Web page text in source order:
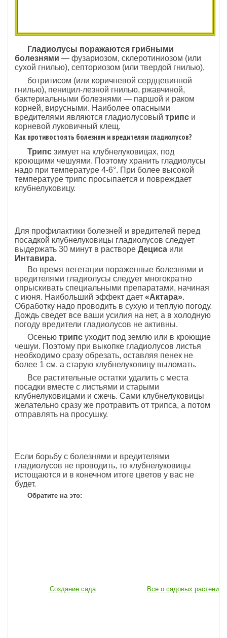
Гладиолусы поражаются грибными
болезнями — фузариозом, склеротиниозом (или
сухой гнилью), септориозом (или твердой гнилью),
ботритисом (или коричневой сердцевинной
гнилью), пеницил-лезной гнилью, ржавчиной,
бактериальными болезнями — паршой и раком
корней, вирусными. Наиболее опасными
вредителями являются гладиолусовый трипси
корневой луковичный клещ.
Как противостоять болезням и вредителям гладиолусов?
Трипсзимует на клубнелуковицах, под
кроющими чешуями. Поэтому хранить гладиолусы
надо при температуре 4-6°. При более высокой
температуре трипс просыпается и повреждает
клубнелуковицу.
Для профилактики болезней и вредителей перед
посадкой клубнелуковицы гладиолусов следует
выдержать 30 минут в растворе Дециса или
Интавира.
Во время вегетации пораженные болезнями и
вредителями гладиолусы следует многократно
опрыскивать специальными препаратами, начиная
с июня. Наибольший эффект дает «Актара».
Обработку надо проводить в сухую и теплую погоду.
Дождь сведет все ваши усилия на нет, а в холодную
погоду вредители гладиолусов не активны.
Осенью трипс уходит под землю или в кроющие
чешуи. Поэтому при выкопке гладиолусов листья
необходимо сразу обрезать, оставляя пенек не
более 1 см, а старую клубнелуковицу выломать.
Все растительные остатки удалить с места
посадки вместе с листьями и старыми
клубнелуковицами и сжечь. Сами клубнелуковицы
желательно сразу же протравить от трипса, а потом
отправлять на просушку.
Если борьбу с болезнями и вредителями
гладиолусов не проводить, то клубнелуковицы
истощаются и в конечном итоге цветов у вас не
будет.
Обратите на это:
Создание сада Все о садовых растениях